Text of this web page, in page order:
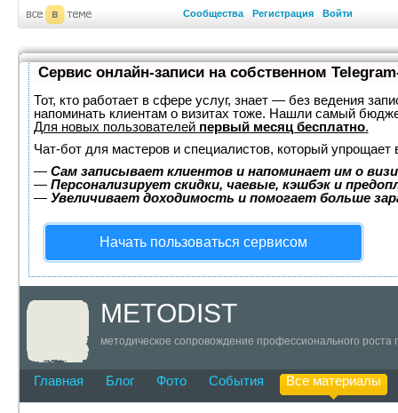
Сообщества Регистрация Войти
Сервис онлайн-записи на собственном
Тот, кто работает в сфере услуг, знает — без ведения
напоминать клиентам о визитах тоже. Нашли самый
Для новых пользователей первый месяц бесплатно.
Чат-бот для мастеров и специалистов, который упрощает
— Сам записывает клиентов и напоминает им о
— Персонализирует скидки, чаевые, кэшбэк и
— Увеличивает доходимость и помогает больше
Начать пользоваться сервисом
METОDIST
методическое сопровождение профессионального роста
Главная Блог Фото События Все материалы